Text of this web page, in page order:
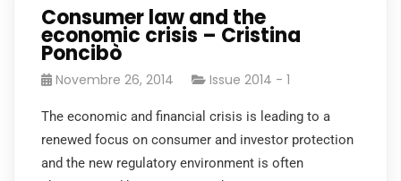
Consumer law and the
economic crisis – Cristina
Poncibò
Novembre 26, 2014 Issue 2014 - 1
The economic and financial crisis is leading to a
renewed focus on consumer and investor protection
and the new regulatory environment is often